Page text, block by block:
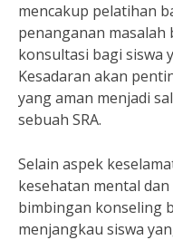
mencakup pelatihan
penanganan
konsultasi bagi siswa
Kesadaran akan
yang aman menjadi
sebuah SRA.
Selain aspek
kesehatan mental
bimbingan konseling
menjangkau siswa